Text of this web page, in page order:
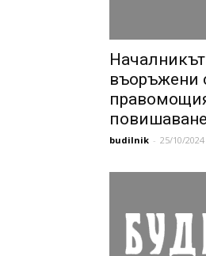
въоръжени
budilnik - 25/10/2024